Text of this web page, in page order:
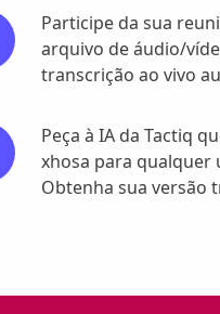
Participe da sua
arquivo de áudio/
transcrição ao vivo
Peça à IA da Tactiq
xhosa para qualquer
Obtenha sua versão